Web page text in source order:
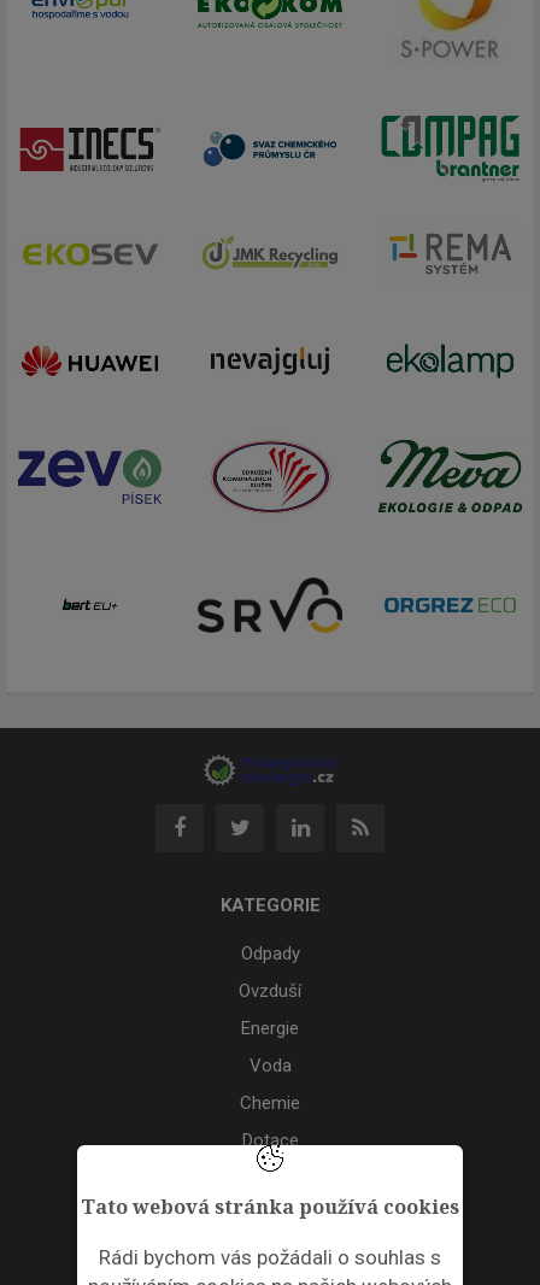
Tato webová stránka používá cookies
Rádi bychom vás požádali o souhlas s
KATEGORIE
Odpady
Ovzduší
Energie
Voda
Chemie
Dotace
Akce